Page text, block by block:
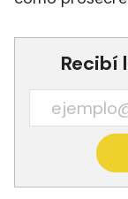
Recibí